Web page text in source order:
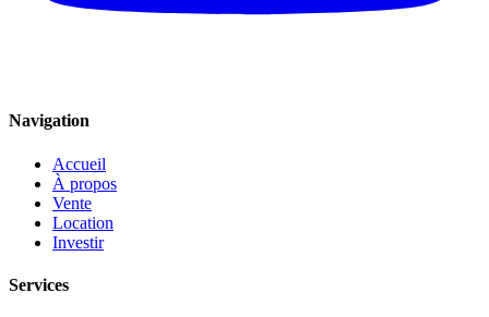
Navigation
Accueil
À propos
Vente
Location
Investir
Services